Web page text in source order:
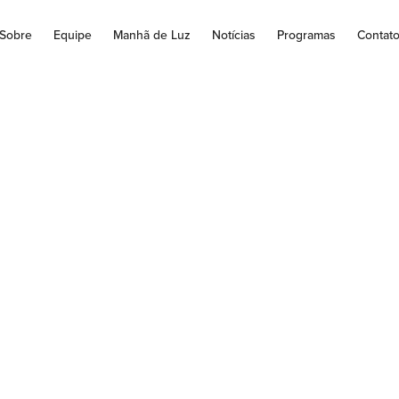
Sobre Equipe Manhã de Luz Notícias Programas Contato